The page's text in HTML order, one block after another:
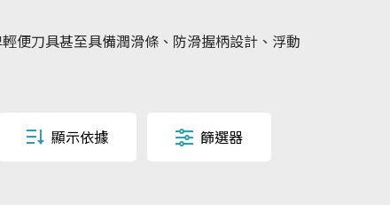
便刀具甚至具備潤滑條、防滑握柄設計、浮動
顯示依據 篩選器